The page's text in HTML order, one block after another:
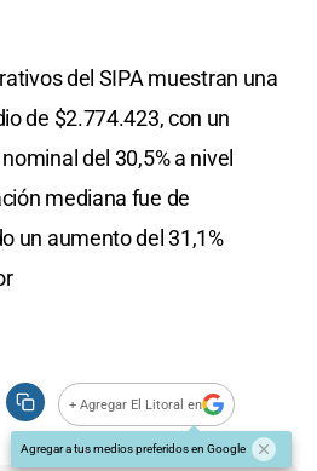
del SIPA muestran una
de $2.774.423, con un
del 30,5% a nivel
mediana fue de
un aumento del 31,1%
+ Agregar El Litoral en
Agregar a tus medios preferidos en Google